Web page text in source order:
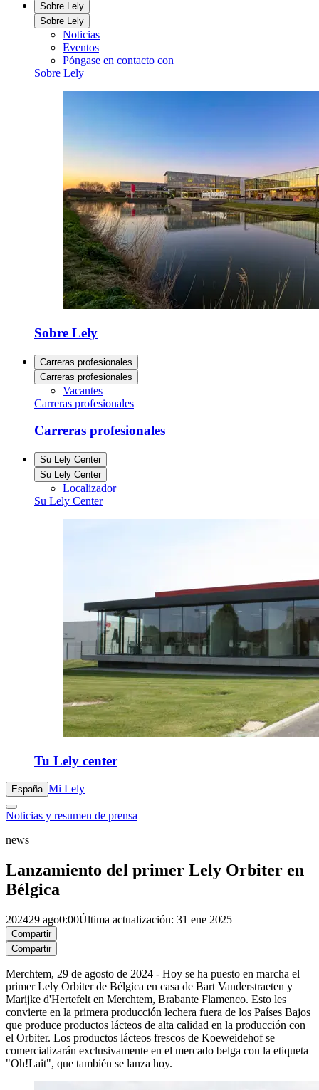
Sobre Lely
Sobre Lely
Noticias
Eventos
Póngase en contacto con
Sobre Lely
Sobre Lely
Carreras profesionales
Carreras profesionales
Vacantes
Carreras profesionales
Carreras profesionales
Su Lely Center
Su Lely Center
Localizador
Su Lely Center
Tu Lely center
España Mi Lely
Noticias y resumen de prensa
news
Lanzamiento del primer Lely Orbiter en
Bélgica
202429 ago0:00Última actualización: 31 ene 2025
Compartir
Compartir
Merchtem, 29 de agosto de 2024 - Hoy se ha puesto en marcha el
primer Lely Orbiter de Bélgica en casa de Bart Vanderstraeten y
Marijke d'Hertefelt en Merchtem, Brabante Flamenco. Esto les
convierte en la primera producción lechera fuera de los Países Bajos
que produce productos lácteos de alta calidad en la producción con
el Orbiter. Los productos lácteos frescos de Koeweidehof se
comercializarán exclusivamente en el mercado belga con la etiqueta
"Oh!Lait", que también se lanza hoy.